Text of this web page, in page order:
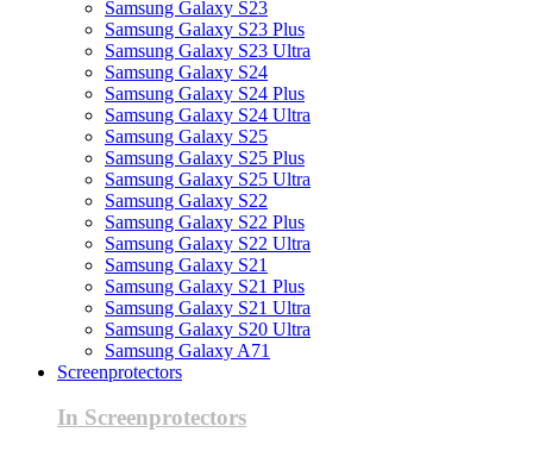
Samsung Galaxy S23
Samsung Galaxy S23 Plus
Samsung Galaxy S23 Ultra
Samsung Galaxy S24
Samsung Galaxy S24 Plus
Samsung Galaxy S24 Ultra
Samsung Galaxy S25
Samsung Galaxy S25 Plus
Samsung Galaxy S25 Ultra
Samsung Galaxy S22
Samsung Galaxy S22 Plus
Samsung Galaxy S22 Ultra
Samsung Galaxy S21
Samsung Galaxy S21 Plus
Samsung Galaxy S21 Ultra
Samsung Galaxy S20 Ultra
Samsung Galaxy A71
Screenprotectors
In Screenprotectors